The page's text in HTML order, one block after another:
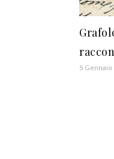
5 Gennaio